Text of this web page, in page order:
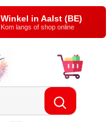
Winkel in Aalst (BE)
Kom langs of shop online
4,5/5 — Google